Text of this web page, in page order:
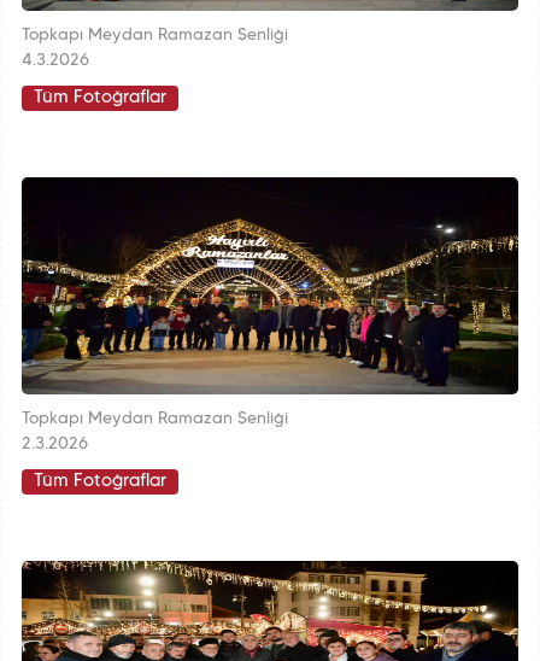
Topkapı Meydan Ramazan Şenliği
4.3.2026
Tüm Fotoğraflar
Topkapı Meydan Ramazan Şenliği
2.3.2026
Tüm Fotoğraflar